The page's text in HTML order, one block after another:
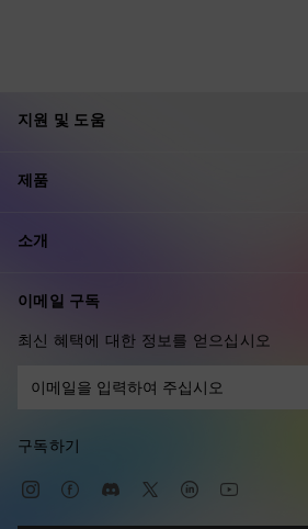
지원 및 도움
제품
소개
이메일 구독
최신 혜택에 대한 정보를 얻으십시오
구독하기